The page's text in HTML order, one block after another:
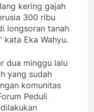
kering gajah
300 ribu
longsoran tanah
kata Eka Wahyu.
dua minggu lalu
yang sudah
komunitas
Peduli